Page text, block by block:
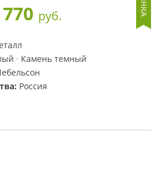
руб.
· Камень темный
Россия